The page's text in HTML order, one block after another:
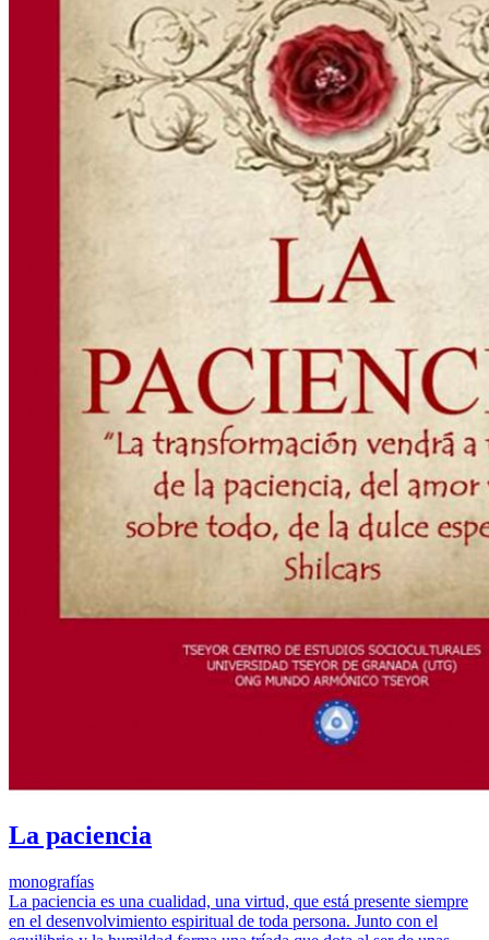
La paciencia
monografías
La paciencia es una cualidad, una virtud, que está presente siempre
en el desenvolvimiento espiritual de toda persona. Junto con el